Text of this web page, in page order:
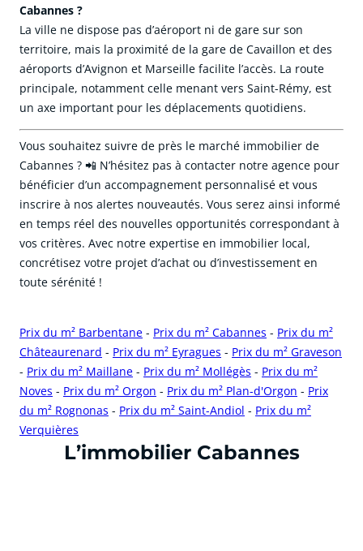
Cabannes ?
La ville ne dispose pas d’aéroport ni de gare sur son
territoire, mais la proximité de la gare de Cavaillon et des
aéroports d’Avignon et Marseille facilite l’accès. La route
principale, notamment celle menant vers Saint-Rémy, est
un axe important pour les déplacements quotidiens.
Vous souhaitez suivre de près le marché immobilier de
Cabannes ? 📲 N’hésitez pas à contacter notre agence pour
bénéficier d’un accompagnement personnalisé et vous
inscrire à nos alertes nouveautés. Vous serez ainsi informé
en temps réel des nouvelles opportunités correspondant à
vos critères. Avec notre expertise en immobilier local,
concrétisez votre projet d’achat ou d’investissement en
toute sérénité !
Prix du m² Barbentane - Prix du m² Cabannes - Prix du m²
Châteaurenard - Prix du m² Eyragues - Prix du m² Graveson
- Prix du m² Maillane - Prix du m² Mollégès - Prix du m²
Noves - Prix du m² Orgon - Prix du m² Plan-d'Orgon - Prix
du m² Rognonas - Prix du m² Saint-Andiol - Prix du m²
Verquières
cliquer pour afficher plus du text
L’immobilier Cabannes